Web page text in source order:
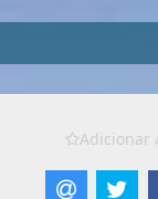
Adicionar